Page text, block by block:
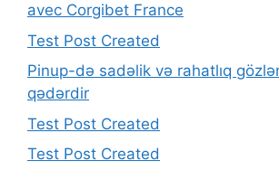
avec Corgibet France
Test Post Created
Pinup-də sadəlik və rahatlıq
qədərdir
Test Post Created
Test Post Created